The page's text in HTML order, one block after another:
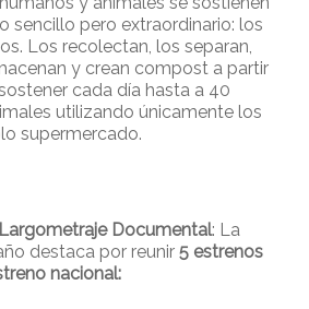
sencillo pero extraordinario: los
Los recolectan, los separan,
y crean compost a partir
cada día hasta a 40
utilizando únicamente los
supermercado.
Documental: La
destaca por reunir 5 estrenos
nacional: